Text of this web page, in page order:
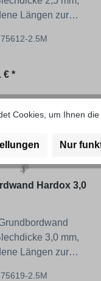
Längen zur
2.5M
Preis:
€ *
Hardox 3,0
3,0 mm,
Längen zur
2.5M
Cookies, um Ihnen
Nur